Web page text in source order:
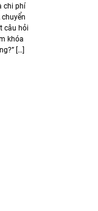
chi phí
câu hỏi
khóa
[…]